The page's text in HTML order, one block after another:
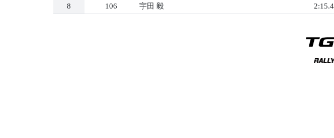
8
106 宇田 毅 2:15.4